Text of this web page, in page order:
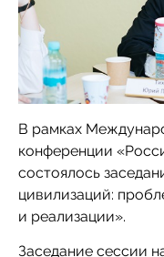
В рамках
конференции
состоялось
цивилизаций:
и реализации».
Заседание сессии